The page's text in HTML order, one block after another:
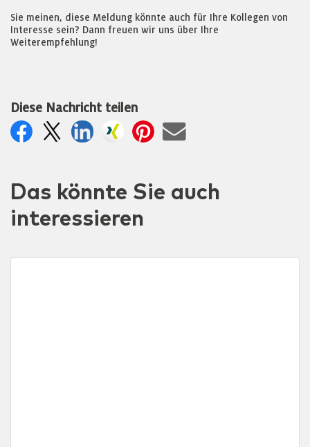
Sie meinen, diese Meldung könnte auch für Ihre Kollegen von
Interesse sein? Dann freuen wir uns über Ihre
Weiterempfehlung!
Diese Nachricht teilen
Das könnte Sie auch
interessieren